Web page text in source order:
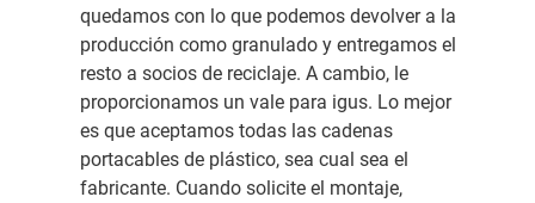
quedamos con lo que podemos devolver a la
producción como granulado y entregamos el
resto a socios de reciclaje. A cambio, le
proporcionamos un vale para igus. Lo mejor
es que aceptamos todas las cadenas
portacables de plástico, sea cual sea el
fabricante. Cuando solicite el montaje,